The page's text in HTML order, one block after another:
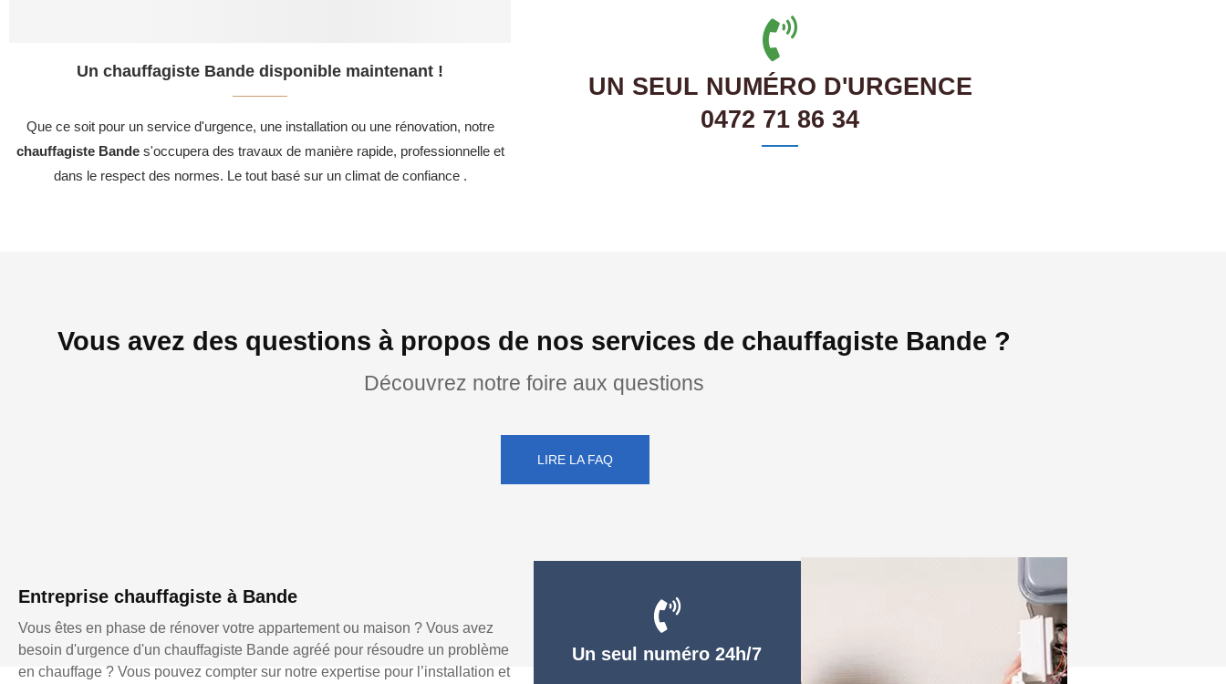
Un chauffagiste Bande disponible maintenant !
Que ce soit pour un service d'urgence, une installation ou une rénovation, notre
chauffagiste Bandes'occupera des travaux de manière rapide, professionnelle et
dans le respect des normes. Le tout basé sur un climat de confiance .
UN SEUL NUMÉRO D'URGENCE
0472 71 86 34
Vous avez des questions à propos de nos services de chauffagiste Bande ?
Découvrez notre foire aux questions
LIRE LA FAQ
Entreprise chauffagiste à Bande
Vous êtes en phase de rénover votre appartement ou maison ? Vous avez
besoin d'urgence d'un chauffagiste Bande agréé pour résoudre un problème
en chauffage ? Vous pouvez compter sur notre expertise pour l’installation et
Un seul numéro 24h/7